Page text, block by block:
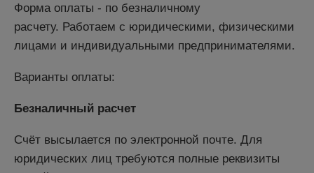
Форма оплаты - по безналичному
расчету. Работаем с юридическими, физическими
лицами и индивидуальными предпринимателями.
Варианты оплаты:
Безналичный расчет
Счёт высылается по электронной почте. Для
юридических лиц требуются полные реквизиты